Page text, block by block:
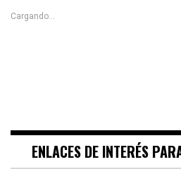
Cargando...
ENLACES DE INTERÉS